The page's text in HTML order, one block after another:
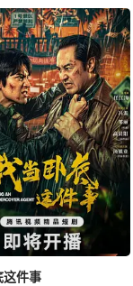
这件事